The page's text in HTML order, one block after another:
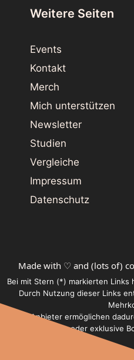
Weitere Seiten
Events
Kontakt
Merch
Mich unterstützen
Newsletter
Studien
Vergleiche
Impressum
Datenschutz
Made with ♡ and (lots of)
Bei mit Stern (*) markierten
Durch Nutzung dieser Links
Einige Anbieter ermöglichen
oder exklusive